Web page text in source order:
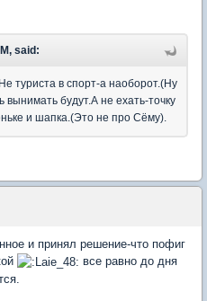
said:
туриста в спорт-а наоборот.(Ну
вынимать будут.А не ехать-точку
и шапка.(Это не про Сёму).
и принял решение-что пофиг
все равно до дня